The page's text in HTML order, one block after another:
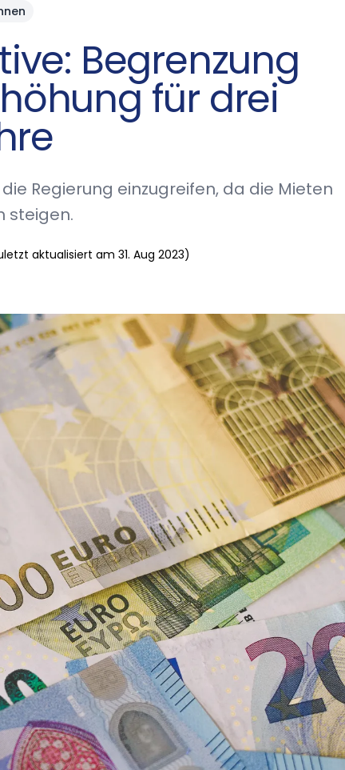
Begrenzung
für drei
Regierung einzugreifen, da die Mieten
steigen.
aktualisiert am 31. Aug 2023)